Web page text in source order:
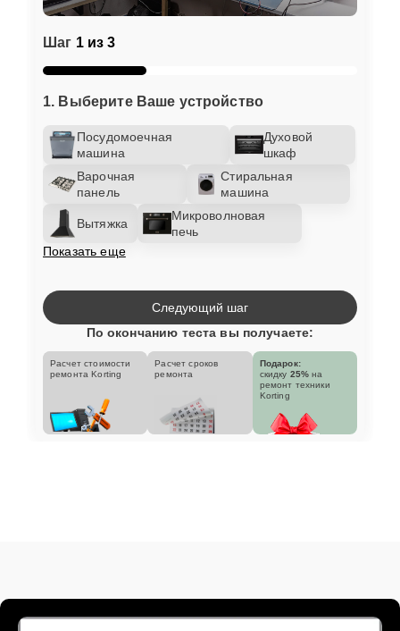
Шаг 1 из 3
1. Выберите Ваше устройство
Посудомоечная
машина
Духовой
шкаф
Варочная
панель
Стиральная
машина
Вытяжка
Микроволновая
печь
Показать еще
Следующий шаг
По окончанию теста вы получаете:
Расчет стоимости
ремонта Korting
Расчет сроков
ремонта
Подарок:
скидку 25% на
ремонт техники
Korting